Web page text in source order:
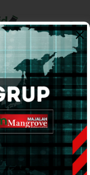
Info Tanah Papua